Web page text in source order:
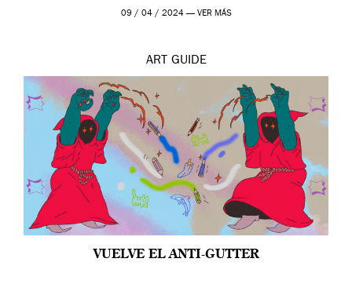
por […]
09 / 04 / 2024 — VER MÁS
ART GUIDE
VUELVE EL ANTI-GUTTER